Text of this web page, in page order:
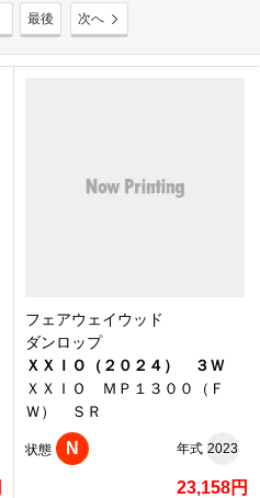
最後 次へ
フェアウェイウッド
ダンロップ
ＸＸＩＯ（２０２４） ３Ｗ
ＸＸＩＯ ＭＰ１３００（Ｆ
Ｗ） ＳＲ
状態 N 年式 2023
23,158円